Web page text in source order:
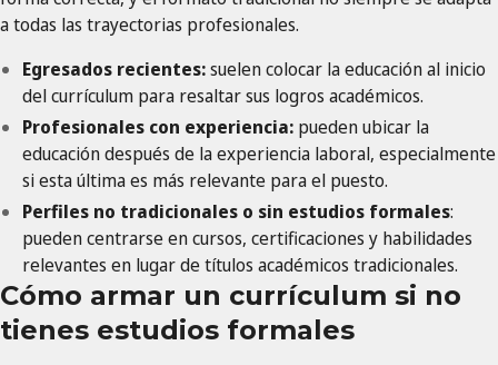
a todas las trayectorias profesionales.
Egresados recientes:suelen colocar la educación al inicio
del currículum para resaltar sus logros académicos.
Profesionales con experiencia: pueden ubicar la
educación después de la experiencia laboral, especialmente
si esta última es más relevante para el puesto.
Perfiles no tradicionales o sin estudios formales:
pueden centrarse en cursos, certificaciones y habilidades
relevantes en lugar de títulos académicos tradicionales.
Cómo armar un currículum si no
tienes estudios formales